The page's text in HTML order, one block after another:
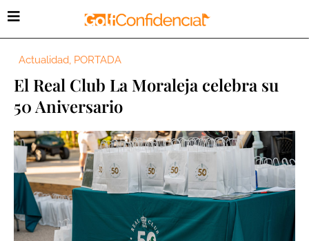
Actualidad, PORTADA
El Real Club La Moraleja celebra su
50 Aniversario